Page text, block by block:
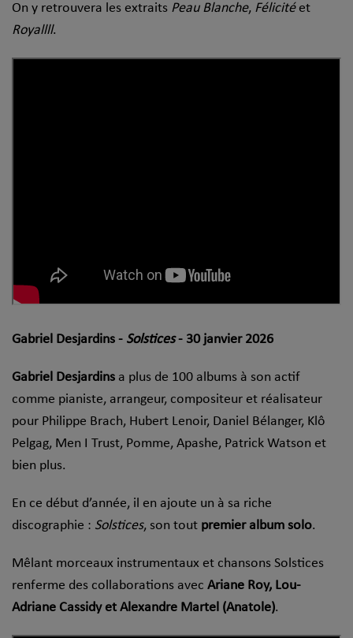
On y retrouvera les extraits Peau Blanche, Félicité et
Royallll.
Gabriel Desjardins - Solstices- 30 janvier 2026
Gabriel Desjardins a plus de 100 albums à son actif
comme pianiste, arrangeur, compositeur et réalisateur
pour Philippe Brach, Hubert Lenoir, Daniel Bélanger, Klô
Pelgag, Men I Trust, Pomme, Apashe, Patrick Watson et
bien plus.
En ce début d’année, il en ajoute un à sa riche
discographie : Solstices, son tout premier album solo.
Mêlant morceaux instrumentaux et chansons Solstices
renferme des collaborations avec Ariane Roy, Lou-
Adriane Cassidy et Alexandre Martel (Anatole).